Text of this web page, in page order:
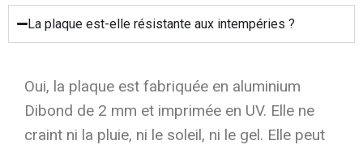
La plaque est-elle résistante aux intempéries ?
Oui, la plaque est fabriquée en aluminium
Dibond de 2 mm et imprimée en UV. Elle ne
craint ni la pluie, ni le soleil, ni le gel. Elle peut